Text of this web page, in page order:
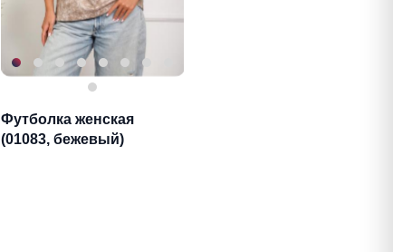
Футболка женская
(01083, бежевый)